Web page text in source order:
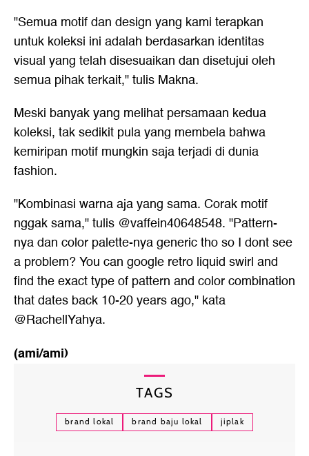
"Semua motif dan design yang kami terapkan
untuk koleksi ini adalah berdasarkan identitas
visual yang telah disesuaikan dan disetujui oleh
semua pihak terkait," tulis Makna.
Meski banyak yang melihat persamaan kedua
koleksi, tak sedikit pula yang membela bahwa
kemiripan motif mungkin saja terjadi di dunia
fashion.
"Kombinasi warna aja yang sama. Corak motif
nggak sama," tulis @vaffein40648548. "Pattern-
nya dan color palette-nya generic tho so I dont see
a problem? You can google retro liquid swirl and
find the exact type of pattern and color combination
that dates back 10-20 years ago," kata
@RachellYahya.
(ami/ami)
TAGS
brand lokal brand baju lokal jiplak